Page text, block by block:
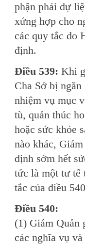
phận phải dự
xứng hợp cho
các quy tắc do
định.
Ðiều 539: Khi
Cha Sở bị
nhiệm vụ mục
tù, quản thúc
hoặc sức khỏe
nào khác,
định sớm hết
tức là một tư tế
tắc của điều
Ðiều 540:
(1) Giám Quản
các nghĩa vụ